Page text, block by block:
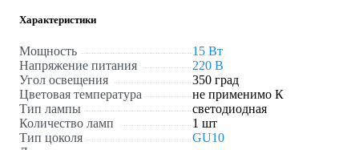
Характеристики
Мощность
15 Вт
Напряжение питания
220 В
Угол освещения
350 град
Цветовая температура
не применимо К
Тип лампы
светодиодная
Количество ламп
1 шт
Тип цоколя
GU10